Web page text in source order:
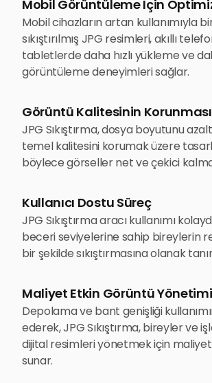
Mobil Görüntüleme İçin
Mobil cihazların artan kullanımıyla
sıkıştırılmış JPG resimleri, akıllı
tabletlerde daha hızlı yükleme ve
görüntüleme deneyimleri sağlar.
Görüntü Kalitesinin Korunması
JPG Sıkıştırma, dosya boyutunu
temel kalitesini korumak üzere
böylece görseller net ve çekici
Kullanıcı Dostu Süreç
JPG Sıkıştırma aracı kullanımı
beceri seviyelerine sahip bireylerin
bir şekilde sıkıştırmasına olanak
Maliyet Etkin Görüntü Yönetimi
Depolama ve bant genişliği
ederek, JPG Sıkıştırma, bireyler ve
dijital resimleri yönetmek için
sunar.